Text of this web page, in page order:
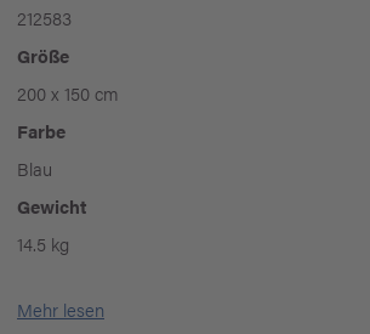
212583
Größe
200 x 150 cm
Farbe
Blau
Gewicht
14.5 kg
Mehr lesen